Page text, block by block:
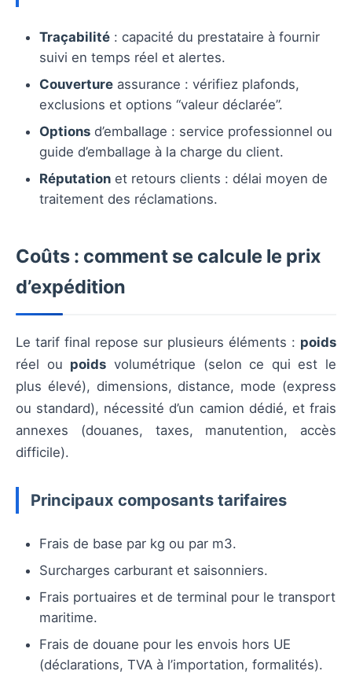
Traçabilité : capacité du prestataire à fournir
suivi en temps réel et alertes.
Couverture assurance : vérifiez plafonds,
exclusions et options “valeur déclarée”.
Options d’emballage : service professionnel ou
guide d’emballage à la charge du client.
Réputation et retours clients : délai moyen de
traitement des réclamations.
Coûts : comment se calcule le prix
d’expédition
Le tarif final repose sur plusieurs éléments : poids
réel ou poids volumétrique (selon ce qui est le
plus élevé), dimensions, distance, mode (express
ou standard), nécessité d’un camion dédié, et frais
annexes (douanes, taxes, manutention, accès
difficile).
Principaux composants tarifaires
Frais de base par kg ou par m3.
Surcharges carburant et saisonniers.
Frais portuaires et de terminal pour le transport
maritime.
Frais de douane pour les envois hors UE
(déclarations, TVA à l’importation, formalités).